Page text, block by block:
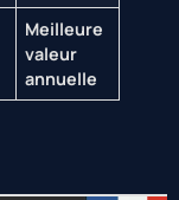
Meilleure
valeur
annuelle